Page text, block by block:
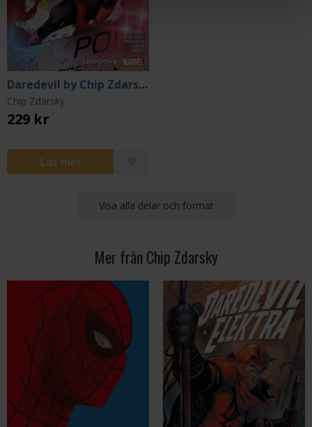
Daredevil by Chip Zdarsky Vol 7
Chip Zdarsky
229 kr
Läs mer
Visa alla delar och format
Mer från Chip Zdarsky